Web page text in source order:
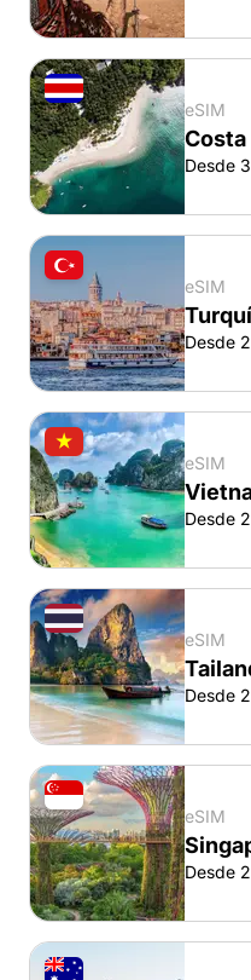
eSIM
Costa
Desde
eSIM
Desde
eSIM
Desde
eSIM
Desde
eSIM
Desde